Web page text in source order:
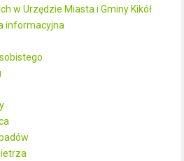
w Urzędzie Miasta i Gminy Kikół
informacyjna